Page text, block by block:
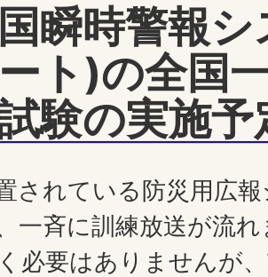
瞬時警報
ト)の全国
験の実施予
されている防災用広
一斉に訓練放送が流
必要はありませんが